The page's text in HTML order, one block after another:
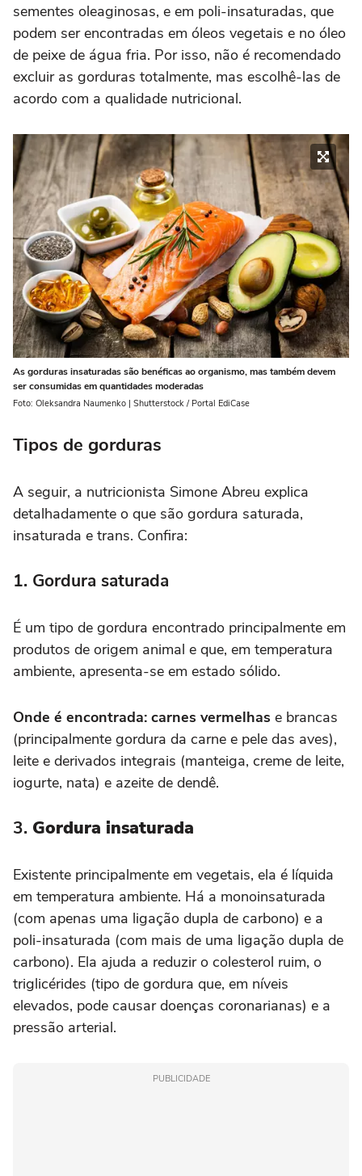
sementes oleaginosas, e em poli-insaturadas, que
podem ser encontradas em óleos vegetais e no óleo
de peixe de água fria. Por isso, não é recomendado
excluir as gorduras totalmente, mas escolhê-las de
acordo com a qualidade nutricional.
As gorduras insaturadas são benéficas ao organismo, mas também devem
ser consumidas em quantidades moderadas
Foto: Oleksandra Naumenko | Shutterstock / Portal EdiCase
Tipos de gorduras
A seguir, a nutricionista Simone Abreu explica
detalhadamente o que são gordura saturada,
insaturada e trans. Confira:
1. Gordura saturada
É um tipo de gordura encontrado principalmente em
produtos de origem animal e que, em temperatura
ambiente, apresenta-se em estado sólido.
Onde é encontrada: carnes vermelhas e brancas
(principalmente gordura da carne e pele das aves),
leite e derivados integrais (manteiga, creme de leite,
iogurte, nata) e azeite de dendê.
3. Gordura insaturada
Existente principalmente em vegetais, ela é líquida
em temperatura ambiente. Há a monoinsaturada
(com apenas uma ligação dupla de carbono) e a
poli-insaturada (com mais de uma ligação dupla de
carbono). Ela ajuda a reduzir o colesterol ruim, o
triglicérides (tipo de gordura que, em níveis
elevados, pode causar doenças coronarianas) e a
pressão arterial.
PUBLICIDADE